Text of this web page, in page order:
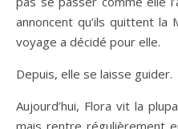
annoncent qu’ils quittent la
voyage a décidé pour elle.
Depuis, elle se laisse guider.
Aujourd’hui, Flora vit la